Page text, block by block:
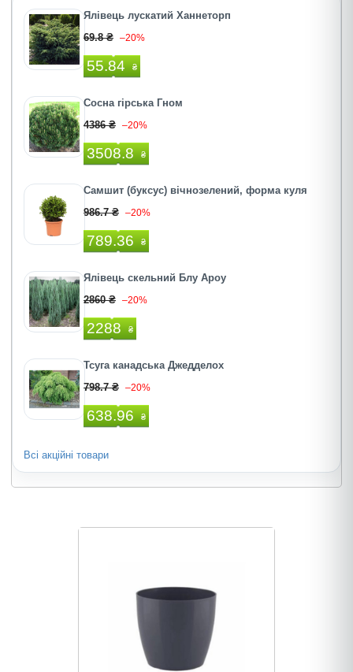
Ялівець лускатий Ханнеторп
69.8 ₴ –20%
55.84 ₴
Сосна гірська Гном
4386 ₴ –20%
3508.8 ₴
Самшит (буксус) вічнозелений, форма куля
986.7 ₴ –20%
789.36 ₴
Ялівець скельний Блу Ароу
2860 ₴ –20%
2288 ₴
Тсуга канадська Джедделох
798.7 ₴ –20%
638.96 ₴
Всі акційні товари